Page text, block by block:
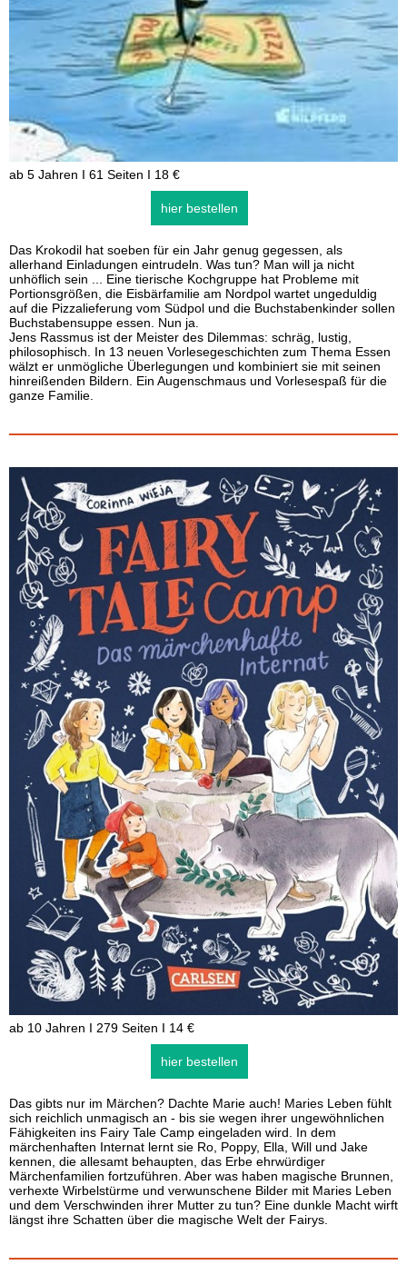
ab 5 Jahren I 61 Seiten I 18 €
hier bestellen
Das Krokodil hat soeben für ein Jahr genug gegessen, als
allerhand Einladungen eintrudeln. Was tun? Man will ja nicht
unhöflich sein ... Eine tierische Kochgruppe hat Probleme mit
Portionsgrößen, die Eisbärfamilie am Nordpol wartet ungeduldig
auf die Pizzalieferung vom Südpol und die Buchstabenkinder sollen
Buchstabensuppe essen. Nun ja.
Jens Rassmus ist der Meister des Dilemmas: schräg, lustig,
philosophisch. In 13 neuen Vorlesegeschichten zum Thema Essen
wälzt er unmögliche Überlegungen und kombiniert sie mit seinen
hinreißenden Bildern. Ein Augenschmaus und Vorlesespaß für die
ganze Familie.
ab 10 Jahren I 279 Seiten I 14 €
hier bestellen
Das gibts nur im Märchen? Dachte Marie auch! Maries Leben fühlt
sich reichlich unmagisch an - bis sie wegen ihrer ungewöhnlichen
Fähigkeiten ins Fairy Tale Camp eingeladen wird. In dem
märchenhaften Internat lernt sie Ro, Poppy, Ella, Will und Jake
kennen, die allesamt behaupten, das Erbe ehrwürdiger
Märchenfamilien fortzuführen. Aber was haben magische Brunnen,
verhexte Wirbelstürme und verwunschene Bilder mit Maries Leben
und dem Verschwinden ihrer Mutter zu tun? Eine dunkle Macht wirft
längst ihre Schatten über die magische Welt der Fairys.